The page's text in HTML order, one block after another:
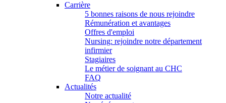
Carrière
5 bonnes raisons de nous rejoindre
Rémunération et avantages
Offres d'emploi
Nursing: rejoindre notre département
infirmier
Stagiaires
Le métier de soignant au CHC
FAQ
Actualités
Notre actualité